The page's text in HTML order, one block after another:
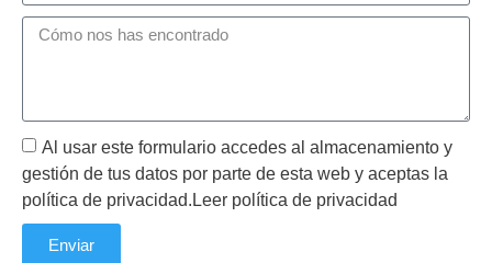
Al usar este formulario accedes al almacenamiento y
gestión de tus datos por parte de esta web y aceptas la
política de privacidad.Leer política de privacidad
Enviar